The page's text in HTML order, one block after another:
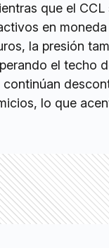
que el
en moneda
la presión
el techo
continúan
lo que